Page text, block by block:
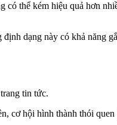
thể kém hiệu quả hơn
dạng này có khả năng
tin tức.
cơ hội hình thành thói quen